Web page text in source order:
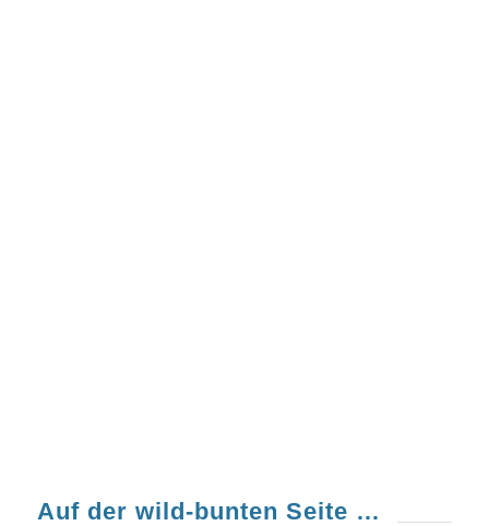
Auf der wild-bunten Seite …